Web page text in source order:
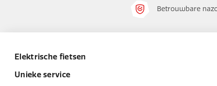
Betrouwbare
Elektrische fietsen
Unieke service